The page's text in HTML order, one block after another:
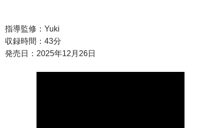
指導監修：Yuki
収録時間：43分
発売日：2025年12月26日